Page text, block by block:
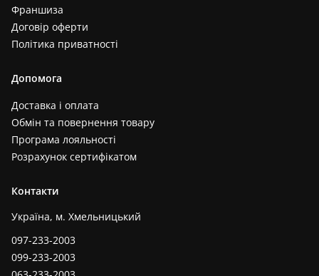
Франшиза
Договір оферти
Політика приватності
Допомога
Доставка і оплата
Обмін та повернення товару
Програма лояльності
Розрахунок сертифікатом
Контакти
Україна, м. Хмельницький
097-233-2003
099-233-2003